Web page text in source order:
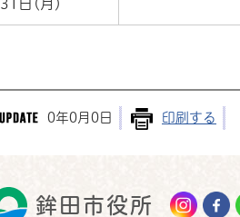
31日(月)
0年0月0日 印刷する
鉾田市役所